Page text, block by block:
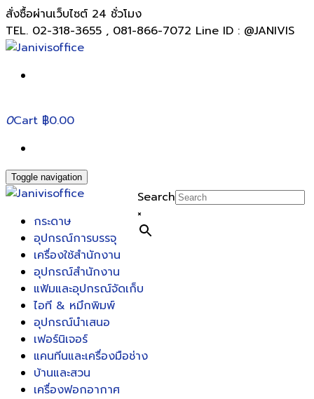
สั่งซื้อผ่านเว็บไซต์ 24 ชั่วโมง
TEL. 02-318-3655 , 081-866-7072 Line ID : @JANIVIS
0Cart ฿0.00
Toggle navigation
Search
×
กระดาษ
อุปกรณ์การบรรจุ
เครื่องใช้สำนักงาน
อุปกรณ์สำนักงาน
แฟ้มและอุปกรณ์จัดเก็บ
ไอที & หมึกพิมพ์
อุปกรณ์นำเสนอ
เฟอร์นิเจอร์
แคนทีนและเครื่องมือช่าง
บ้านและสวน
เครื่องฟอกอากาศ